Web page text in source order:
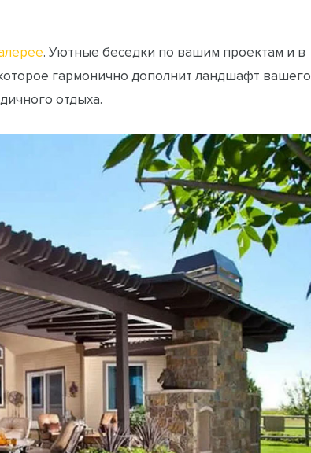
. Уютные беседки по вашим проектам и в
гармонично дополнит ландшафт вашего
отдыха.